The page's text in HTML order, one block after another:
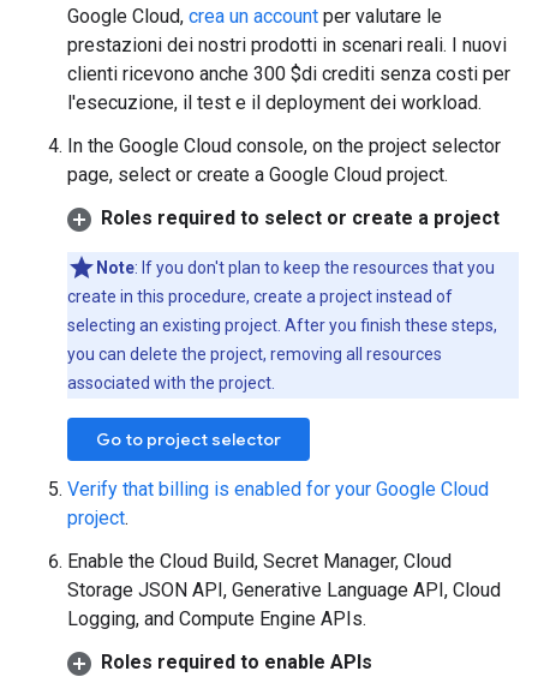
Google Cloud, crea un account per valutare le
prestazioni dei nostri prodotti in scenari reali. I nuovi
clienti ricevono anche 300 $di crediti senza costi per
l'esecuzione, il test e il deployment dei workload.
In the Google Cloud console, on the project selector
page, select or create a Google Cloud project.
Roles required to select or create a project
Note: If you don't plan to keep the resources that you
create in this procedure, create a project instead of
selecting an existing project. After you finish these steps,
you can delete the project, removing all resources
associated with the project.
Go to project selector
Verify that billing is enabled for your Google Cloud
project.
Enable the Cloud Build, Secret Manager, Cloud
Storage JSON API, Generative Language API, Cloud
Logging, and Compute Engine APIs.
Roles required to enable APIs